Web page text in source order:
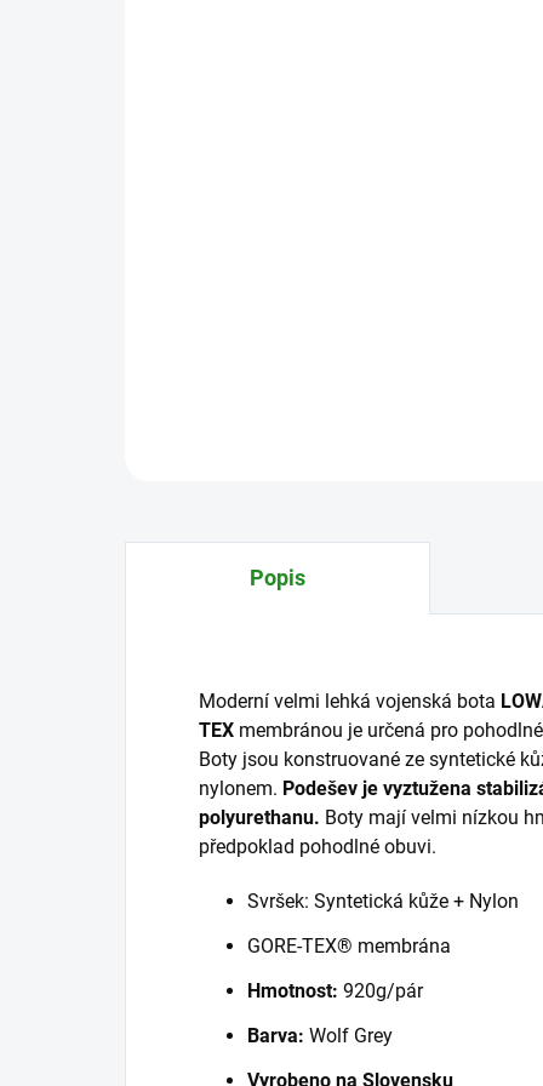
Popis
Moderní velmi lehká vojenská bota
TEX membránou je určená pro
Boty jsou konstruované ze syntetické
nylonem. Podešev je vyztužena
polyurethanu. Boty mají velmi nízkou
předpoklad pohodlné obuvi.
Svršek: Syntetická kůže + Nylon
GORE-TEX® membrána
Hmotnost: 920g/pár
Barva: Wolf Grey
Vyrobeno na Slovensku